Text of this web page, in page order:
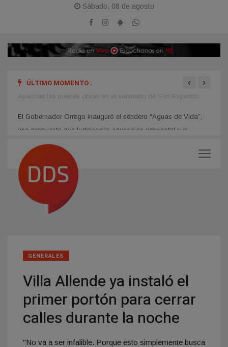
Sábado, 08 de agosto
ÚLTIMO MOMENTO :
una propuesta que fortalece la educación ambiental y el
turismo sostenible
Avanzan las nuevas obras en el santuario de San Expedito
‹ ›
GENERALES
Villa Allende ya instaló el
primer portón para cerrar
calles durante la noche
"No va a ser infalible. Porque esto simplemente busca